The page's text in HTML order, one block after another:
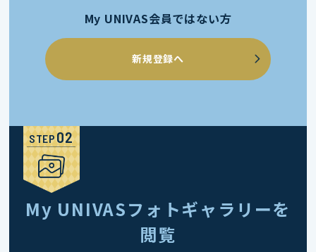
My UNIVAS会員ではない方
新規登録へ
STEP
My UNIVASフォトギャラリーを
閲覧